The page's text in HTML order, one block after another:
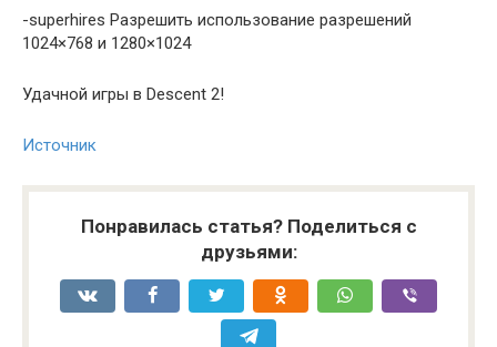
-superhires Разрешить использование разрешений
1024×768 и 1280×1024
Удачной игры в Descent 2!
Источник
Понравилась статья? Поделиться с
друзьями: